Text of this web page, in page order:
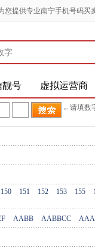
您提供专业南宁手机号码买
靓号 虚拟运营商
←请填数
150 151 152 153 155
AABB AABBCC